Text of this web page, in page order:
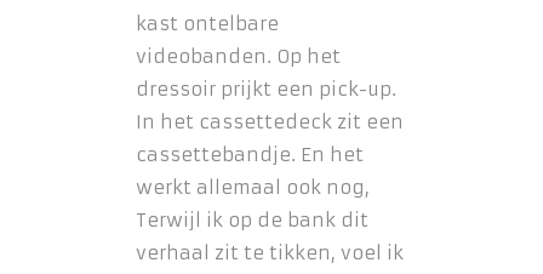
kast ontelbare
videobanden. Op het
dressoir prijkt een pick-up.
In het cassettedeck zit een
cassettebandje. En het
werkt allemaal ook nog,
Terwijl ik op de bank dit
verhaal zit te tikken, voel ik